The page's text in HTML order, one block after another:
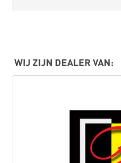
WIJ ZIJN DEALER VAN: